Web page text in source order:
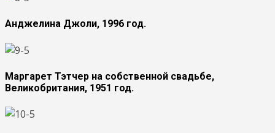
Анджелина Джоли, 1996 год.
Маргарет Тэтчер на собственной свадьбе,
Великобритания, 1951 год.